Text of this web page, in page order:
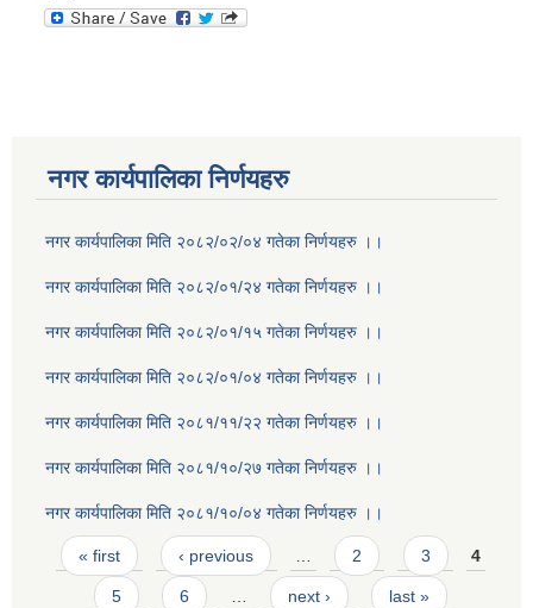
नगर कार्यपालिका निर्णयहरु
नगर कार्यपालिका मिति २०८२/०२/०४ गतेका निर्णयहरु ।।
नगर कार्यपालिका मिति २०८२/०१/२४ गतेका निर्णयहरु ।।
नगर कार्यपालिका मिति २०८२/०१/१५ गतेका निर्णयहरु ।।
नगर कार्यपालिका मिति २०८२/०१/०४ गतेका निर्णयहरु ।।
नगर कार्यपालिका मिति २०८१/११/२२ गतेका निर्णयहरु ।।
नगर कार्यपालिका मिति २०८१/१०/२७ गतेका निर्णयहरु ।।
नगर कार्यपालिका मिति २०८१/१०/०४ गतेका निर्णयहरु ।।
Pages
« first ‹ previous … 2 3 4
5 6 … next › last »